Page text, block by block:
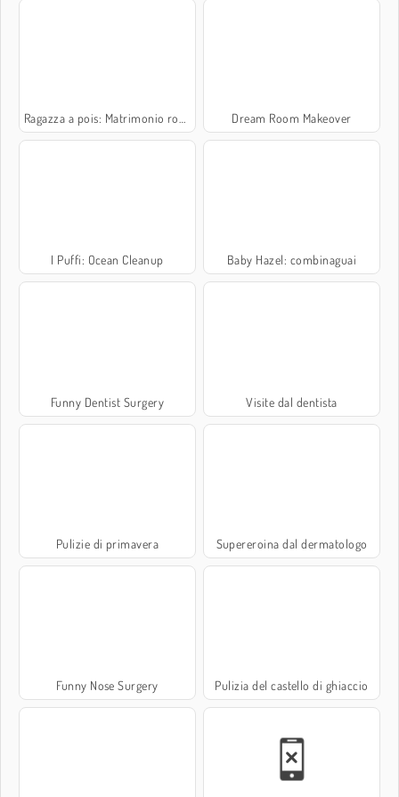
Ragazza a pois: Matrimonio rovinato Dream Room Makeover
I Puffi: Ocean Cleanup Baby Hazel: combinaguai
Funny Dentist Surgery Visite dal dentista
Pulizie di primavera Supereroina dal dermatologo
Funny Nose Surgery Pulizia del castello di ghiaccio